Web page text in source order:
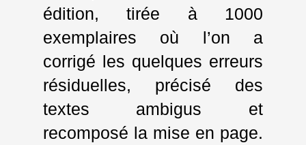
édition, tirée à 1000
exemplaires où l’on a
corrigé les quelques erreurs
résiduelles, précisé des
textes ambigus et
recomposé la mise en page.